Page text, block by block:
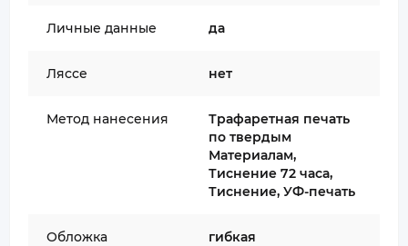
Личные данные да
Ляссе нет
Метод нанесения
Трафаретная печать
по твердым
Материалам,
Тиснение 72 часа,
Тиснение, УФ-печать
Обложка гибкая